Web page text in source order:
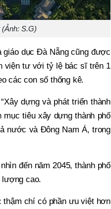
S.G)
giáo dục Đà Nẵng cũng được
viện tư với tỷ lệ bác sĩ trên 1
các con số thống kê.
dựng và phát triển thành
mục tiêu xây dựng thành phố
nước và Đông Nam Á, trong
đến năm 2045, thành phố
lượng cao.
thậm chí có phần ưu việt hơn